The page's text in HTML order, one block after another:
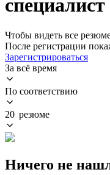
Чтобы видеть все
После регистрации
Зарегистрироваться
За всё время
По соответствию
20 резюме
Ничего не